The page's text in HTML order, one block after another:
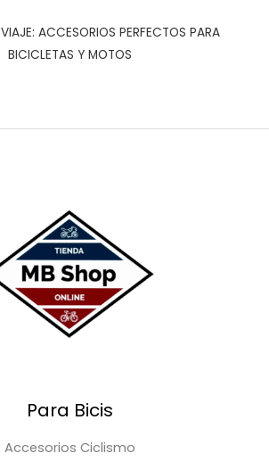
ACCESORIOS PERFECTOS PARA
BICICLETAS Y MOTOS
Para Bicis
Accesorios Ciclismo